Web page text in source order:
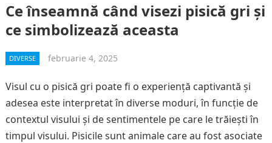
Ce înseamnă când visezi pisică gri și
ce simbolizează aceasta
DIVERSE februarie 4, 2025
Visul cu o pisică gri poate fi o experiență captivantă și
adesea este interpretat în diverse moduri, în funcție de
contextul visului și de sentimentele pe care le trăiești în
timpul visului. Pisicile sunt animale care au fost asociate